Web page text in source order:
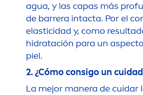
agua, y las capas más
de barrera intacta. Por el
elasticidad y, como
hidratación para un
piel.
2. ¿Cómo consigo un
La mejor manera de cuidar